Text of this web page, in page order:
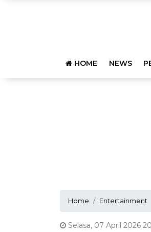
HOME NEWS
Home Entertainment
Selasa, 07 April 2026